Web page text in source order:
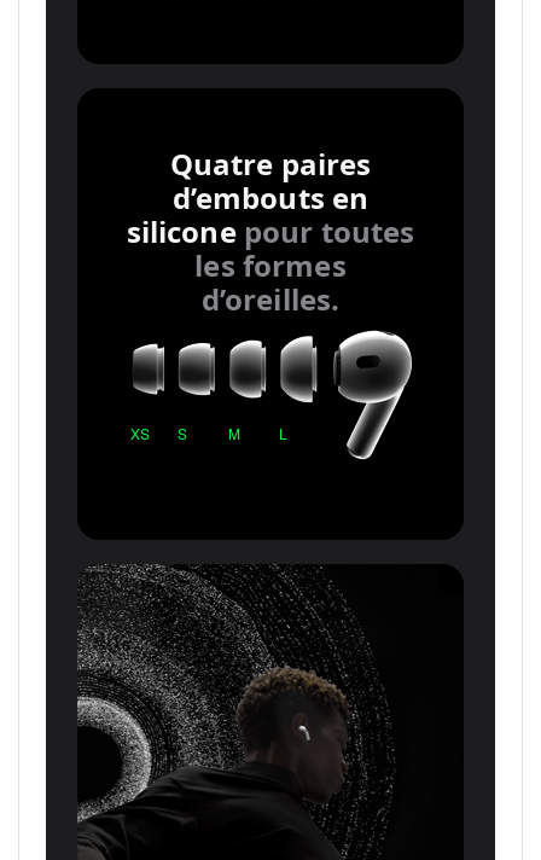
Quatre paires
d’embouts en
siliconepour toutes
les formes
d’oreilles.
XS S M L